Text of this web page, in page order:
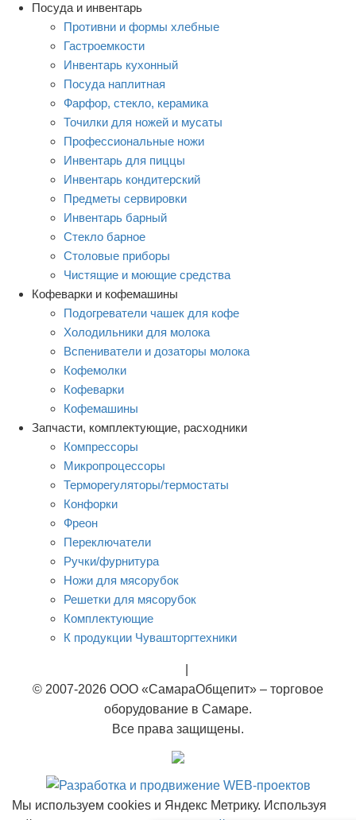
Посуда и инвентарь
Противни и формы хлебные
Гастроемкости
Инвентарь кухонный
Посуда наплитная
Фарфор, стекло, керамика
Точилки для ножей и мусаты
Профессиональные ножи
Инвентарь для пиццы
Инвентарь кондитерский
Предметы сервировки
Инвентарь барный
Стекло барное
Столовые приборы
Чистящие и моющие средства
Кофеварки и кофемашины
Подогреватели чашек для кофе
Холодильники для молока
Вспениватели и дозаторы молока
Кофемолки
Кофеварки
Кофемашины
Запчасти, комплектующие, расходники
Компрессоры
Микропроцессоры
Терморегуляторы/термостаты
Конфорки
Фреон
Переключатели
Ручки/фурнитура
Ножи для мясорубок
Решетки для мясорубок
Комплектующие
К продукции Чувашторгтехники
© 2007-2026 ООО «СамараОбщепит» – торговое
оборудование в Самаре.
Все права защищены.
Мы используем cookies и Яндекс Метрику. Используя